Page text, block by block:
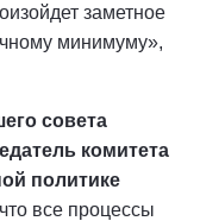
заметное
минимуму»,
совета
комитета
политике
все процессы